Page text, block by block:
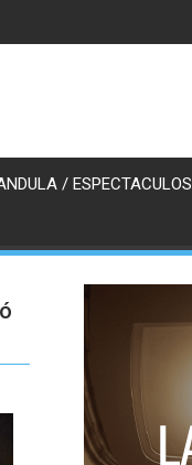
/ ESPECTACULOS